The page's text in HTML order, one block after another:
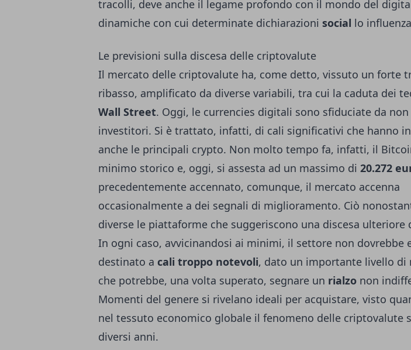
tracolli, deve anche il legame profondo con il mondo del
dinamiche con cui determinate dichiarazioni social lo
Le previsioni sulla discesa delle criptovalute
Il mercato delle criptovalute ha, come detto, vissuto un forte
ribasso, amplificato da diverse variabili, tra cui la caduta dei
Wall Street. Oggi, le currencies digitali sono sfiduciate da non
investitori. Si è trattato, infatti, di cali significativi che hanno
anche le principali crypto. Non molto tempo fa, infatti, il
minimo storico e, oggi, si assesta ad un massimo di 20.272
precedentemente accennato, comunque, il mercato accenna
occasionalmente a dei segnali di miglioramento. Ciò
diverse le piattaforme che suggeriscono una discesa ulteriore
In ogni caso, avvicinandosi ai minimi, il settore non dovrebbe
destinato a cali troppo notevoli, dato un importante livello di
che potrebbe, una volta superato, segnare un rialzo non
Momenti del genere si rivelano ideali per acquistare, visto
nel tessuto economico globale il fenomeno delle criptovalute
diversi anni.